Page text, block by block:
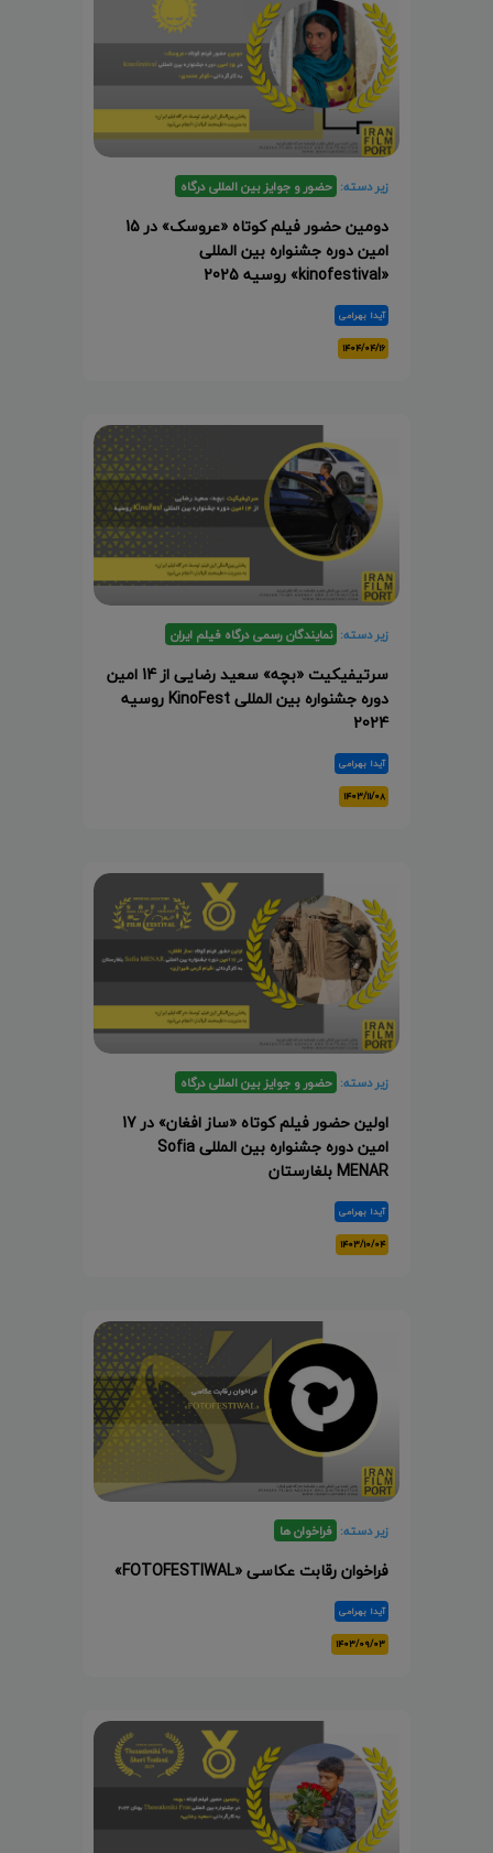
زیر دسته: حضور و جوایز بین المللی درگاه
دومین حضور فیلم کوتاه «عروسک» در 15
امین دوره جشنواره بین المللی
«kinofestival» روسیه 2025
آیدا بهرامی
۱۴۰۴/۰۴/۱۶
زیر دسته: نمایندگان رسمی درگاه فیلم ایران
سرتیفیکیت «بچه» سعید رضایی از 14 امین
دوره جشنواره بین المللی KinoFest روسیه
2024
آیدا بهرامی
۱۴۰۳/۱۱/۰۸
زیر دسته: حضور و جوایز بین المللی درگاه
اولین حضور فیلم کوتاه «ساز افغان» در 17
امین دوره جشنواره بین المللی Sofia
MENAR بلغارستان
آیدا بهرامی
۱۴۰۳/۱۰/۰۴
زیر دسته: فراخوان ها
فراخوان رقابت عکاسی «FOTOFESTIWAL»
آیدا بهرامی
۱۴۰۳/۰۹/۰۳